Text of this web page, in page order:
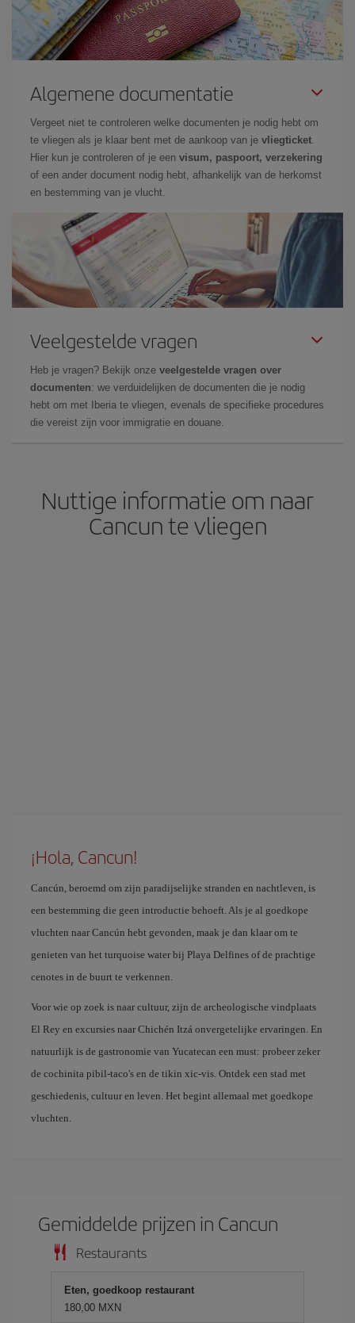
Algemene documentatie
Vergeet niet te controleren welke documenten je nodig hebt om
te vliegen als je klaar bent met de aankoop van je vliegticket.
Hier kun je controleren of je een visum, paspoort, verzekering
of een ander document nodig hebt, afhankelijk van de herkomst
en bestemming van je vlucht.
Veelgestelde vragen
Heb je vragen? Bekijk onze veelgestelde vragen over
documenten: we verduidelijken de documenten die je nodig
hebt om met Iberia te vliegen, evenals de specifieke procedures
die vereist zijn voor immigratie en douane.
Nuttige informatie om naar
Cancun te vliegen
¡Hola, Cancun!
Cancún, beroemd om zijn paradijselijke stranden en nachtleven, is
een bestemming die geen introductie behoeft. Als je al goedkope
vluchten naar Cancún hebt gevonden, maak je dan klaar om te
genieten van het turquoise water bij Playa Delfines of de prachtige
cenotes in de buurt te verkennen.
Voor wie op zoek is naar cultuur, zijn de archeologische vindplaats
El Rey en excursies naar Chichén Itzá onvergetelijke ervaringen. En
natuurlijk is de gastronomie van Yucatecan een must: probeer zeker
de cochinita pibil-taco's en de tikin xic-vis. Ontdek een stad met
geschiedenis, cultuur en leven. Het begint allemaal met goedkope
vluchten.
Gemiddelde prijzen in Cancun
Restaurants
Eten, goedkoop restaurant
180,00 MXN